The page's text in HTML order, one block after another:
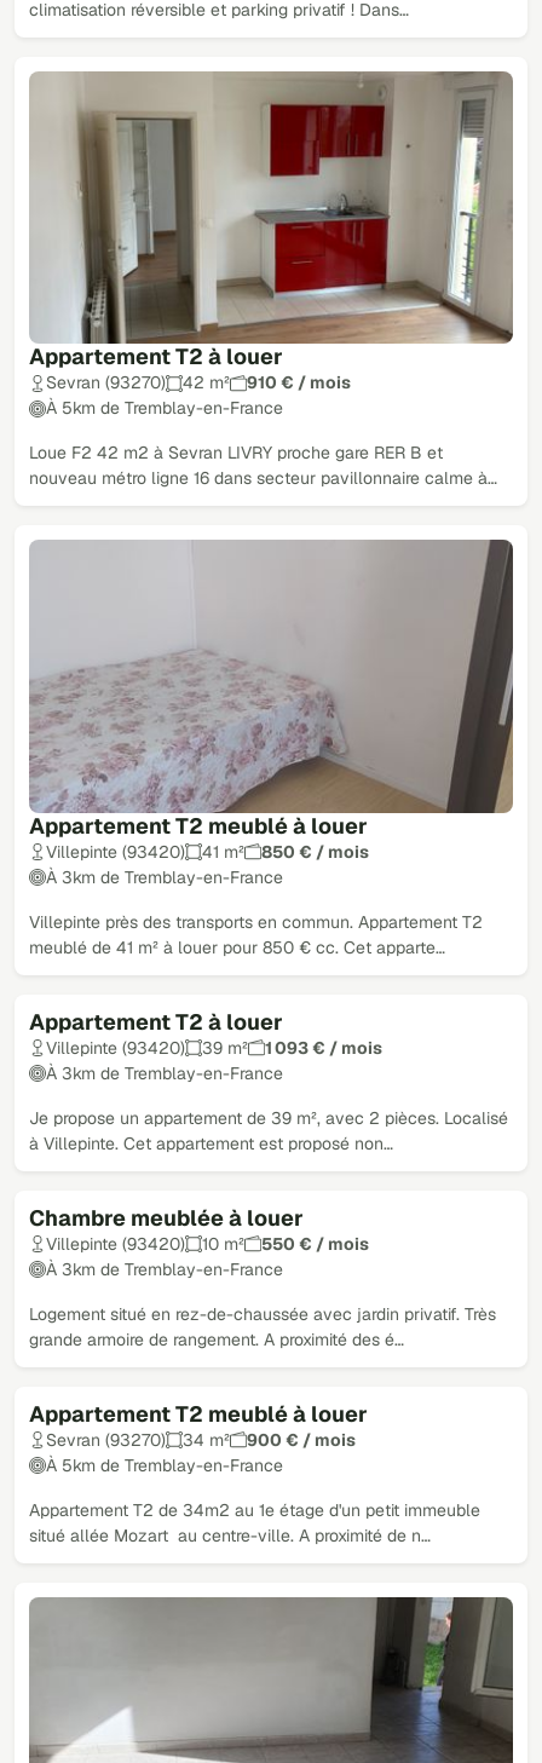
climatisation réversible et parking privatif ! Dans…
Appartement T2 à louer
Sevran (93270) 42 m²
910 € / mois
À 5km de Tremblay-en-France
Loue F2 42 m2 à Sevran LIVRY proche gare RER B et
nouveau métro ligne 16 dans secteur pavillonnaire calme à…
Appartement T2 meublé à louer
Villepinte (93420) 41 m²
850 € / mois
À 3km de Tremblay-en-France
Villepinte près des transports en commun. Appartement T2
meublé de 41 m² à louer pour 850 € cc. Cet apparte…
Appartement T2 à louer
Villepinte (93420) 39 m²
1 093 € / mois
À 3km de Tremblay-en-France
Je propose un appartement de 39 m², avec 2 pièces. Localisé
à Villepinte. Cet appartement est proposé non…
Chambre meublée à louer
Villepinte (93420) 10 m²
550 € / mois
À 3km de Tremblay-en-France
Logement situé en rez-de-chaussée avec jardin privatif. Très
grande armoire de rangement. A proximité des é…
Appartement T2 meublé à louer
Sevran (93270) 34 m²
900 € / mois
À 5km de Tremblay-en-France
Appartement T2 de 34m2 au 1e étage d'un petit immeuble
situé allée Mozart au centre-ville. A proximité de n…